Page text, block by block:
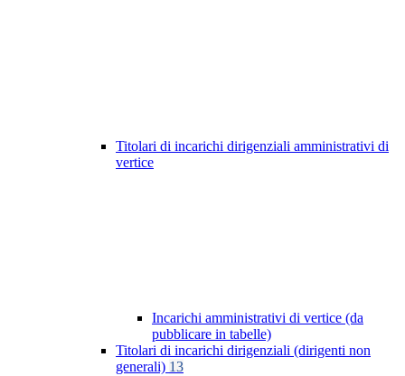
Titolari di incarichi dirigenziali amministrativi di
vertice
Incarichi amministrativi di vertice (da
pubblicare in tabelle)
Titolari di incarichi dirigenziali (dirigenti non
generali) 13